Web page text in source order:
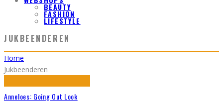
BEAUTY
FASHION
LIFESTYLE
JUKBEENDEREN
Home
Jukbeenderen
Anneloes: Going Out Look